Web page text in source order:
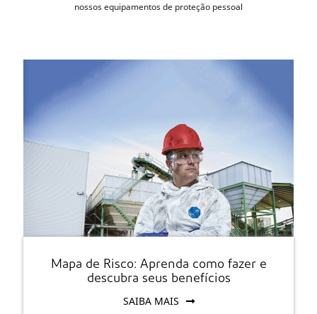
nossos equipamentos de proteção pessoal
Mapa de Risco: Aprenda como fazer e
descubra seus benefícios
SAIBA MAIS